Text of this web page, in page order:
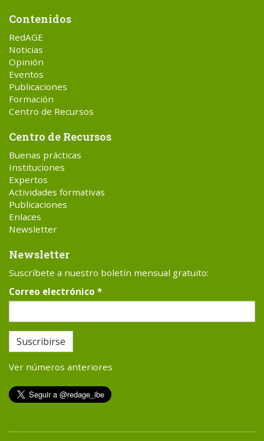
Contenidos
RedAGE
Noticias
Opinión
Eventos
Publicaciones
Formación
Centro de Recursos
Centro de Recursos
Buenas prácticas
Instituciones
Expertos
Actividades formativas
Publicaciones
Enlaces
Newsletter
Newsletter
Suscríbete a nuestro boletín mensual gratuito:
Correo electrónico *
Suscribirse
Ver números anteriores